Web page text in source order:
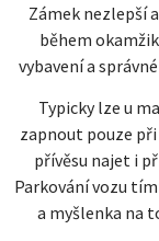
Zámek nezlepší
během
vybavení a
Typicky lze u
zapnout pouze při
přívěsu najet i
Parkování vozu
a myšlenka na